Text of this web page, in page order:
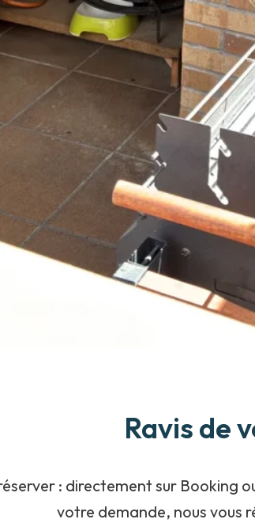
Ravis de
: directement sur Booking
votre demande, nous vous